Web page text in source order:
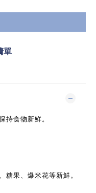
單
持食物新鮮。
糖果、爆米花等新鮮。